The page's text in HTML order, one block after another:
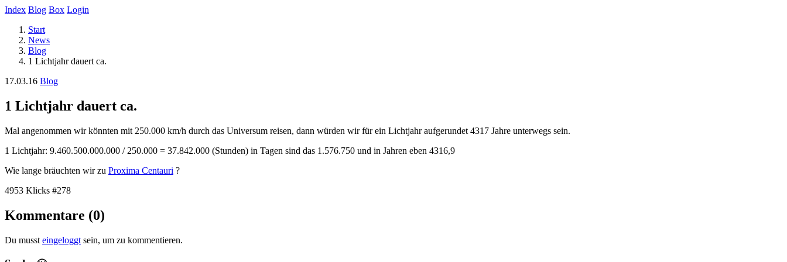
Index Blog Box Login
Start
News
Blog
1 Lichtjahr dauert ca.
17.03.16 Blog
1 Lichtjahr dauert ca.
Mal angenommen wir könnten mit 250.000 km/h durch das Universum reisen, dann würden wir für ein Lichtjahr aufgerundet 4317 Jahre unterwegs sein.
1 Lichtjahr: 9.460.500.000.000 / 250.000 = 37.842.000 (Stunden) in Tagen sind das 1.576.750 und in Jahren eben 4316,9
Wie lange bräuchten wir zu Proxima Centauri ?
4953 Klicks #278
Kommentare (0)
Du musst eingeloggt sein, um zu kommentieren.